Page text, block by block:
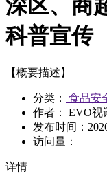
深区、商
科普宣传
【概要描述】
分类：
食品安
作者： EVO视
发布时间：
访问量：
详情